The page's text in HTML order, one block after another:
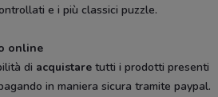
e i più classici puzzle.
online
di acquistare tutti i prodotti presenti
in maniera sicura tramite paypal.